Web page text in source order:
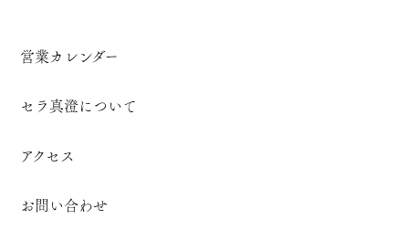
営業カレンダー
セラ真澄について
アクセス
お問い合わせ